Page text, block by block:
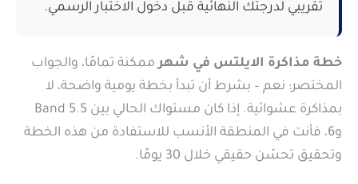
تقريبي لدرجتك النهائية قبل دخول الاختبار الرسمي.
خطة مذاكرة الايلتس في شهرممكنة تمامًا، والجواب
المختصر: نعم – بشرط أن تبدأ بخطة يومية واضحة، لا
بمذاكرة عشوائية. إذا كان مستواك الحالي بين Band 5.5
و6، فأنت في المنطقة الأنسب للاستفادة من هذه الخطة
وتحقيق تحسّن حقيقي خلال 30 يومًا.